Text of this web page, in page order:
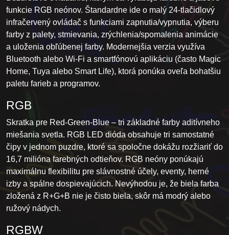
funkcie RGB neónov. Štandardne ide o malý 24-tlačidlový
infračervený ovládač s funkciami zapnutia/vypnutia, výberu
farby z palety, stmievania, zrýchlenia/spomalenia animácie
a uloženia obľúbenej farby. Modernejšia verzia využíva
Bluetooth alebo Wi-Fi a smartfónovú aplikáciu (často Magic
Home, Tuya alebo Smart Life), ktorá ponúka oveľa bohatšiu
paletu farieb a programov.
RGB
Skratka pre Red-Green-Blue – tri základné farby aditívneho
miešania svetla. RGB LED dióda obsahuje tri samostatné
čipy v jednom puzdre, ktoré sa spoločne dokážu rozžiariť do
16,7 milióna farebných odtieňov. RGB neóny ponúkajú
maximálnu flexibilitu pre slávnostné účely, eventy, herné
izby a spálne dospievajúcich. Nevýhodou je, že biela farba
zložená z R+G+B nie je čisto biela, skôr má modrý alebo
ružový nádych.
RGBW